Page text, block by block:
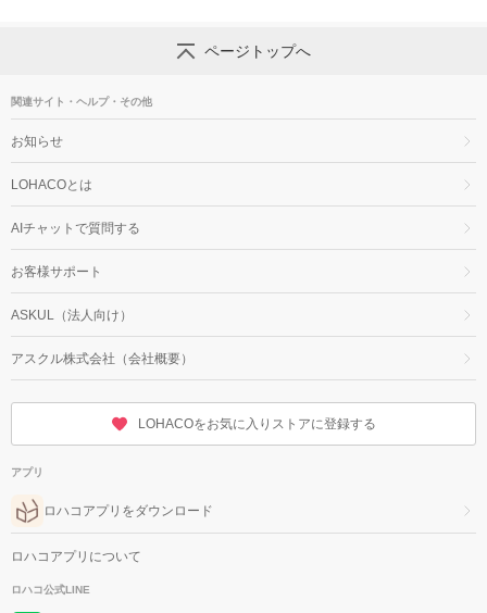
ページトップへ
関連サイト・ヘルプ・その他
お知らせ
LOHACOとは
AIチャットで質問する
お客様サポート
ASKUL（法人向け）
アスクル株式会社（会社概要）
LOHACOをお気に入りストアに登録する
アプリ
ロハコアプリをダウンロード
ロハコアプリについて
ロハコ公式LINE